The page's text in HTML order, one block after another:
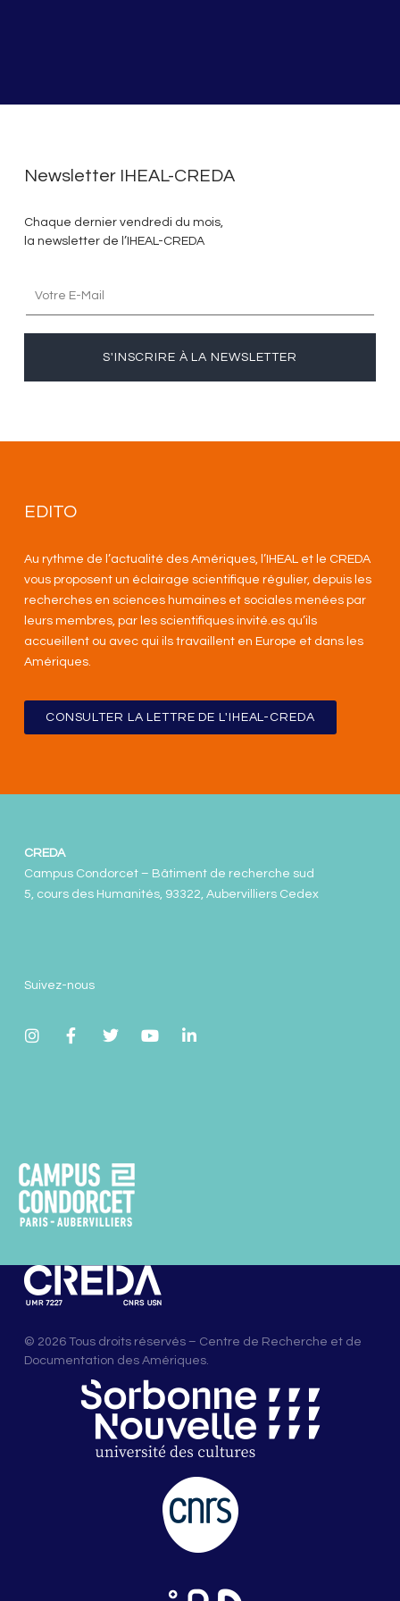
Newsletter IHEAL-CREDA
Chaque dernier vendredi du mois,
la newsletter de l’IHEAL-CREDA
S'INSCRIRE À LA NEWSLETTER
EDITO
Au rythme de l’actualité des Amériques, l’IHEAL et le CREDA
vous proposent un éclairage scientifique régulier, depuis les
recherches en sciences humaines et sociales menées par
leurs membres, par les scientifiques invité.es qu’ils
accueillent ou avec qui ils travaillent en Europe et dans les
Amériques.
CONSULTER LA LETTRE DE L'IHEAL-CREDA
© 2026 Tous droits réservés – Centre de Recherche et de
Documentation des Amériques.
CREDA
Campus Condorcet – Bâtiment de recherche sud
5, cours des Humanités, 93322, Aubervilliers Cedex
Suivez-nous